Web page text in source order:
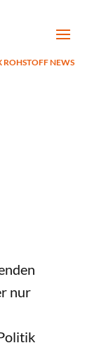
ROHSTOFF NEWS
nur